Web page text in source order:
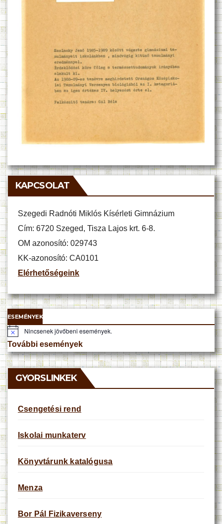
KAPCSOLAT
Szegedi Radnóti Miklós Kísérleti Gimnázium
Cím: 6720 Szeged, Tisza Lajos krt. 6-8.
OM azonosító: 029743
KK-azonosító: CA0101
Elérhetőségeink
ESEMÉNYEK
N
o
t
i
c
e
Nincsenek jövőbeni események.
További események
GYORSLINKEK
Csengetési rend
Iskolai munkaterv
Könyvtárunk katalógusa
Menza
Bor Pál Fizikaverseny